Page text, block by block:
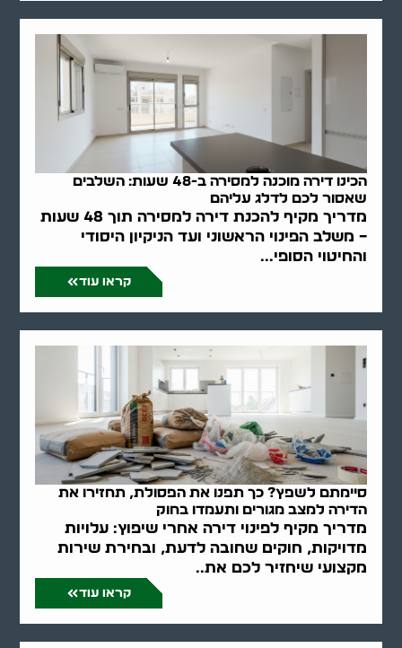
הכינו דירה מוכנה למסירה ב-48 שעות: השלבים
שאסור לכם לדלג עליהם
מדריך מקיף להכנת דירה למסירה תוך 48 שעות
– משלב הפינוי הראשוני ועד הניקיון היסודי
והחיטוי הסופי...
קראו עוד
סיימתם לשפץ? כך תפנו את הפסולת, תחזירו את
הדירה למצב מגורים ותעמדו בחוק
מדריך מקיף לפינוי דירה אחרי שיפוץ: עלויות
מדויקות, חוקים שחובה לדעת, ובחירת שירות
מקצועי שיחזיר לכם את..
קראו עוד